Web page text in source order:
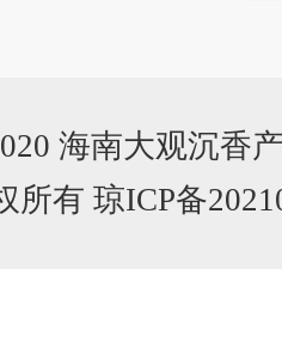
海南大观沉香
所有 琼ICP备